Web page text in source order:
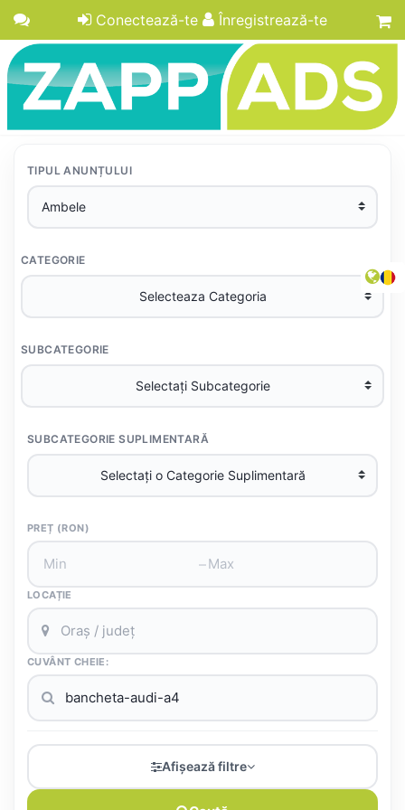
Conectează-te Înregistrează-te
TIPUL ANUNȚULUI
CATEGORIE
SUBCATEGORIE
SUBCATEGORIE SUPLIMENTARĂ
PREȚ (RON)
–
LOCAȚIE
CUVÂNT CHEIE:
Afișează filtre